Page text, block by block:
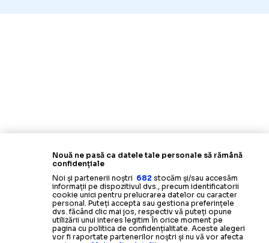
Nouă ne pasă ca datele tale personale să rămână
confidențiale
Noi și partenerii noștri 682 stocăm și/sau accesăm
informații pe dispozitivul dvs., precum identificatorii
cookie unici pentru prelucrarea datelor cu caracter
personal. Puteți accepta sau gestiona preferințele
dvs. făcând clic mai jos, respectiv vă puteți opune
utilizării unui interes legitim în orice moment pe
pagina cu politica de confidențialitate. Aceste alegeri
vor fi raportate partenerilor noștri și nu vă vor afecta